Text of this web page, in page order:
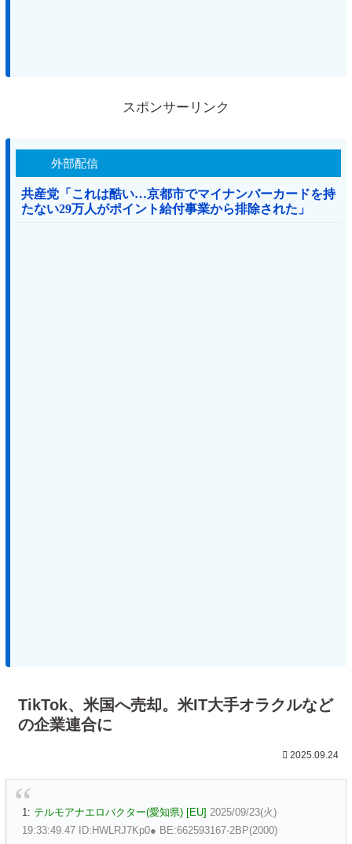
スポンサーリンク
外部配信
共産党「これは酷い…京都市でマイナンバーカードを持
たない29万人がポイント給付事業から排除された」
TikTok、米国へ売却。米IT大手オラクルなど
の企業連合に
2025.09.24
1: テルモアナエロバクター(愛知県) [EU] 2025/09/23(火)
19:33:49.47 ID:HWLRJ7Kp0● BE:662593167-2BP(2000)